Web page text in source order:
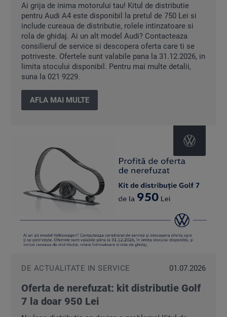
Ai grija de inima motorului tau! Kitul de distributie
pentru Audi A4 este disponibil la pretul de 750 Lei si
include cureaua de distributie, rolele intinzatoare si
rola de ghidaj. Ai un alt model Audi? Contacteaza
consilierul de service si descopera oferta care ti se
potriveste. Ofertele sunt valabile pana la 31.12.2026, in
limita stocului disponibil. Pentru mai multe detalii,
suna la 021 9229.
AFLA MAI MULTE
DE ACTUALITATE IN SERVICE 01.07.2026
Oferta de nerefuzat: kit distributie Golf
7 la doar 950 Lei